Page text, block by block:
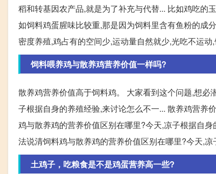
稻和转基因农产品,就是为了补充与代替... 比如鸡吃的
如饲料鸡蛋腥味比较重,那是因为饲料里含有鱼粉的成
密度养殖,鸡占有的空间少,运动量自然就少,光吃不运
饲料喂养鸡与散养鸡营养价值一样吗?
散养鸡营养价值高于饲料鸡。 大家看到这个问题,想
子根据自身的养殖经验,来讨论怎么不一... 散养鸡营养
鸡与散养鸡的营养价值区别在哪里?今天,凉子根据自
法说清饲料鸡与散养鸡的营养价值区别在哪里?今天,
土鸡子，吃粮食是不是鸡蛋营养高一些?